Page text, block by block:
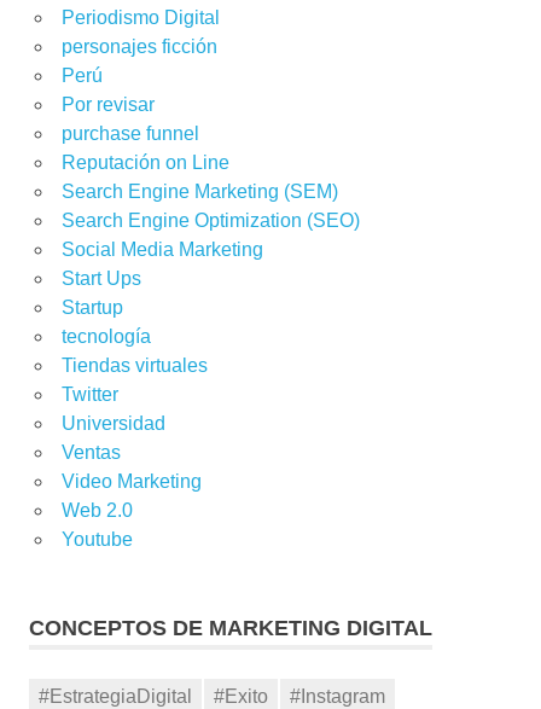
Periodismo Digital
personajes ficción
Perú
Por revisar
purchase funnel
Reputación on Line
Search Engine Marketing (SEM)
Search Engine Optimization (SEO)
Social Media Marketing
Start Ups
Startup
tecnología
Tiendas virtuales
Twitter
Universidad
Ventas
Video Marketing
Web 2.0
Youtube
CONCEPTOS DE MARKETING DIGITAL
#EstrategiaDigital #Exito
#Instagram